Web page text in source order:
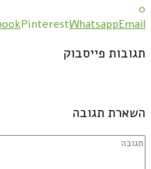
0
PinterestWhatsappEmail
תגובות פייסבוק
השארת תגובה